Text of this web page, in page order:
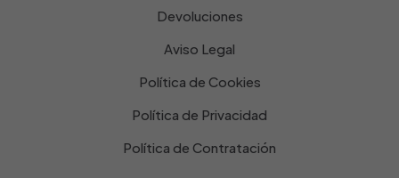
Devoluciones
Aviso Legal
Política de Cookies
Política de Privacidad
Política de Contratación